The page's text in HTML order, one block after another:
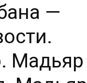
—
Мадьяр